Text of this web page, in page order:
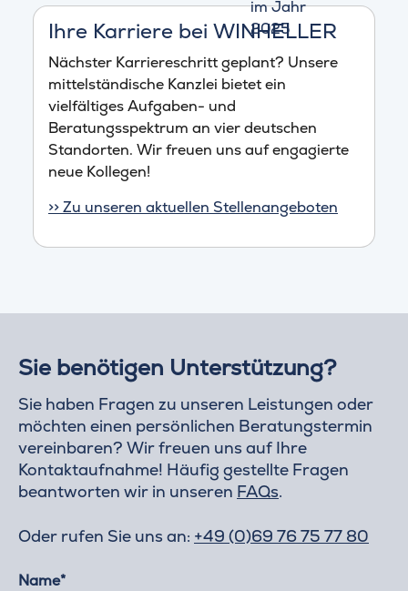
Ihre Karriere bei WINHELLER
Nächster Karriereschritt geplant? Unsere
mittelständische Kanzlei bietet ein
vielfältiges Aufgaben- und
Beratungsspektrum an vier deutschen
Standorten. Wir freuen uns auf engagierte
neue Kollegen!
>> Zu unseren aktuellen Stellenangeboten
Sie benötigen Unterstützung?
Sie haben Fragen zu unseren Leistungen oder
möchten einen persönlichen Beratungstermin
vereinbaren? Wir freuen uns auf Ihre
Kontaktaufnahme! Häufig gestellte Fragen
beantworten wir in unseren FAQs.
Oder rufen Sie uns an: +49 (0)69 76 75 77 80
Name*